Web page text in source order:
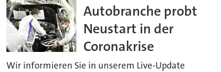
Autobranche probt
Neustart in der
Coronakrise
Wir informieren Sie in unserem Live-Update